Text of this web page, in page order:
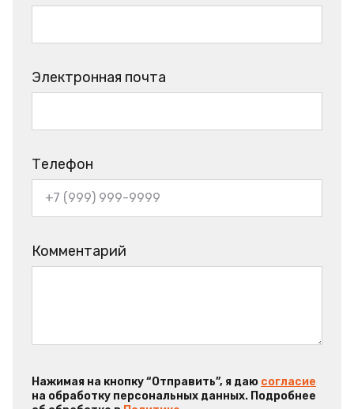
Электронная почта
Телефон
Комментарий
Нажимая на кнопку “Отправить”, я даю согласие
на обработку персональных данных. Подробнее